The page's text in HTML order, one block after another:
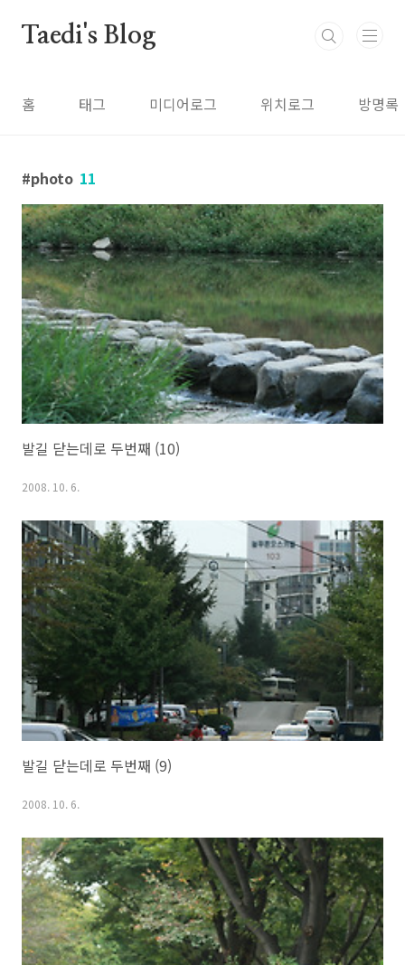
Taedi's Blog
홈 태그 미디어로그 위치로그 방명록
photo 11
발길 닫는데로 두번째 (10)
2008. 10. 6.
발길 닫는데로 두번째 (9)
2008. 10. 6.